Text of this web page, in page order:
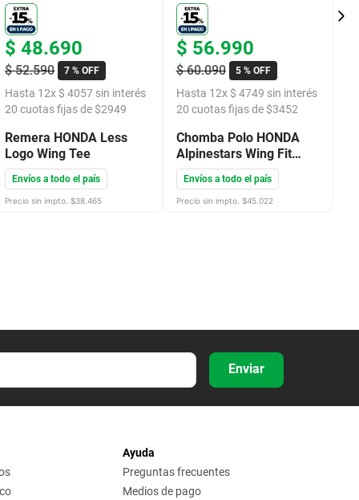
$ 48.690
$ 52.590 7 % OFF
Hasta 12x $ 4057 sin interés
20 cuotas fijas de $2949
Remera HONDA Less
Logo Wing Tee
Envíos a todo el país
Precio sin impto. $38.465
$ 56.990
$ 60.090 5 %OFF
Hasta 12x $ 4749 sin interés
20 cuotas fijas de $3452
Chomba Polo HONDA
Alpinestars Wing Fit
Blanca 2025
Envíos a todo el país
Precio sin impto. $45.022
Enviar
Ayuda
Preguntas frecuentes
Medios de pago